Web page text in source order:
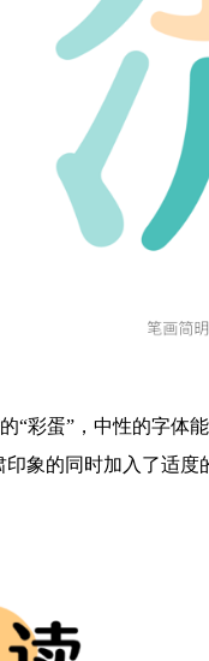
彩蛋”，中性的字体
象的同时加入了适